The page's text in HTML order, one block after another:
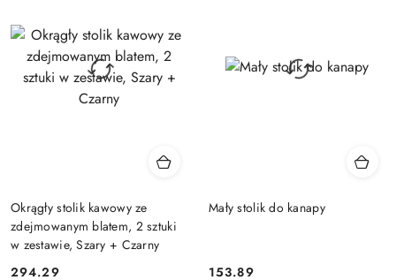
Okrągły stolik kawowy ze
zdejmowanym blatem, 2 sztuki
w zestawie, Szary + Czarny
294.29
Mały stolik do kanapy
153.89